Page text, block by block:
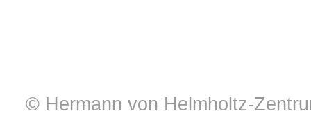
© Hermann von Helmholtz-